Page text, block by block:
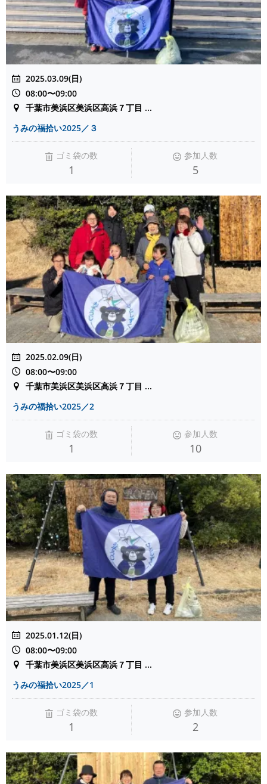
2025.03.09(日)
08:00〜09:00
千葉市美浜区美浜区高浜７丁目 ...
うみの福拾い2025／３
ゴミ袋の数
1
参加人数
5
2025.02.09(日)
08:00〜09:00
千葉市美浜区美浜区高浜７丁目 ...
うみの福拾い2025／2
ゴミ袋の数
1
参加人数
10
2025.01.12(日)
08:00〜09:00
千葉市美浜区美浜区高浜７丁目 ...
うみの福拾い2025／1
ゴミ袋の数
1
参加人数
2